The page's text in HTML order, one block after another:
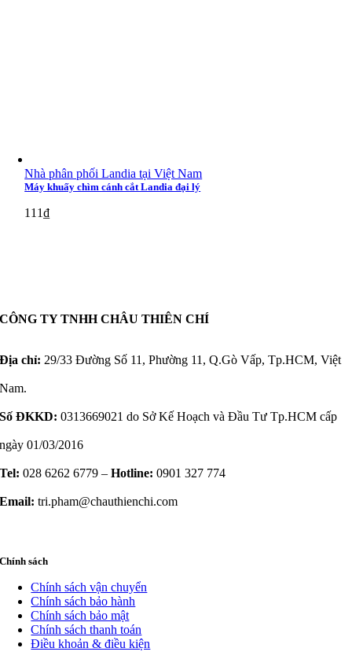
Nhà phân phối Landia tại Việt Nam
Máy khuấy chìm cánh cắt Landia đại lý
111₫
CÔNG TY TNHH CHÂU THIÊN CHÍ
Địa chỉ: 29/33 Đường Số 11, Phường 11, Q.Gò Vấp, Tp.HCM, Việt
Nam.
Số ĐKKD: 0313669021 do Sở Kế Hoạch và Đầu Tư Tp.HCM cấp
ngày 01/03/2016
Tel: 028 6262 6779 –Hotline: 0901 327 774
Email: tri.pham@chauthienchi.com
Chính sách
Chính sách vận chuyển
Chính sách bảo hành
Chính sách bảo mật
Chính sách thanh toán
Điều khoản & điều kiện